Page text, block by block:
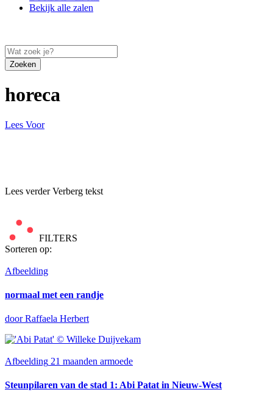
Bekijk alle zalen
Zoeken
horeca
Lees Voor
Lees verderVerberg tekst
FILTERS
Sorteren op:
Afbeelding
normaal met een randje
door Raffaela Herbert
Afbeelding 21 maanden armoede
Steunpilaren van de stad 1: Abi Patat in Nieuw-West